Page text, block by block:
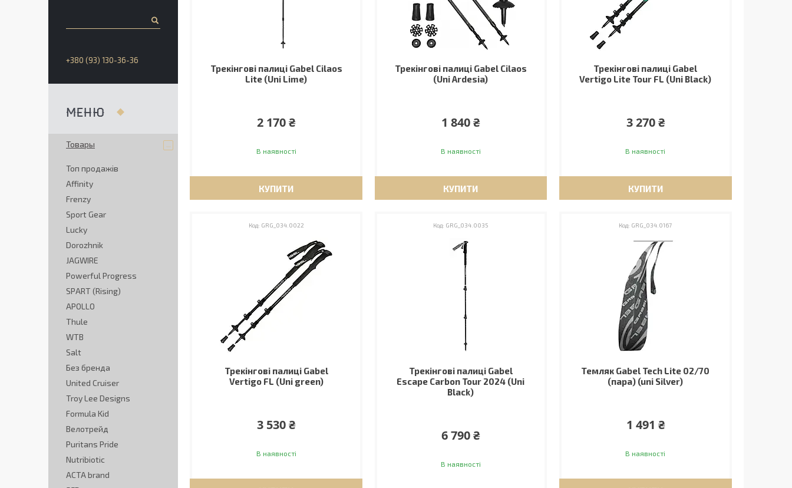
Трекінгові палиці Gabel Cilaos
Lite (Uni Lime)
2 170 ₴
В наявності
КУПИТИ
Трекінгові палиці Gabel Cilaos
(Uni Ardesia)
1 840 ₴
В наявності
КУПИТИ
Трекінгові палиці Gabel
Vertigo Lite Tour FL (Uni Black)
3 270 ₴
В наявності
КУПИТИ
GRG_034.0022
Трекінгові палиці Gabel
Vertigo FL (Uni green)
3 530 ₴
В наявності
GRG_034.0035
Трекінгові палиці Gabel
Escape Carbon Tour 2024 (Uni
Black)
6 790 ₴
В наявності
GRG_034.0167
Темляк Gabel Tech Lite 02/70
(пара) (uni Silver)
1 491 ₴
В наявності
+380 (93) 130-36-36
Товары
Топ продажів
Affinity
Frenzy
Sport Gear
Lucky
Dorozhnik
JAGWIRE
Powerful Progress
SPART (Rising)
APOLLO
Thule
WTB
Salt
Без бренда
United Cruiser
Troy Lee Designs
Formula Kid
Велотрейд
Puritans Pride
Nutribiotic
ACTA brand